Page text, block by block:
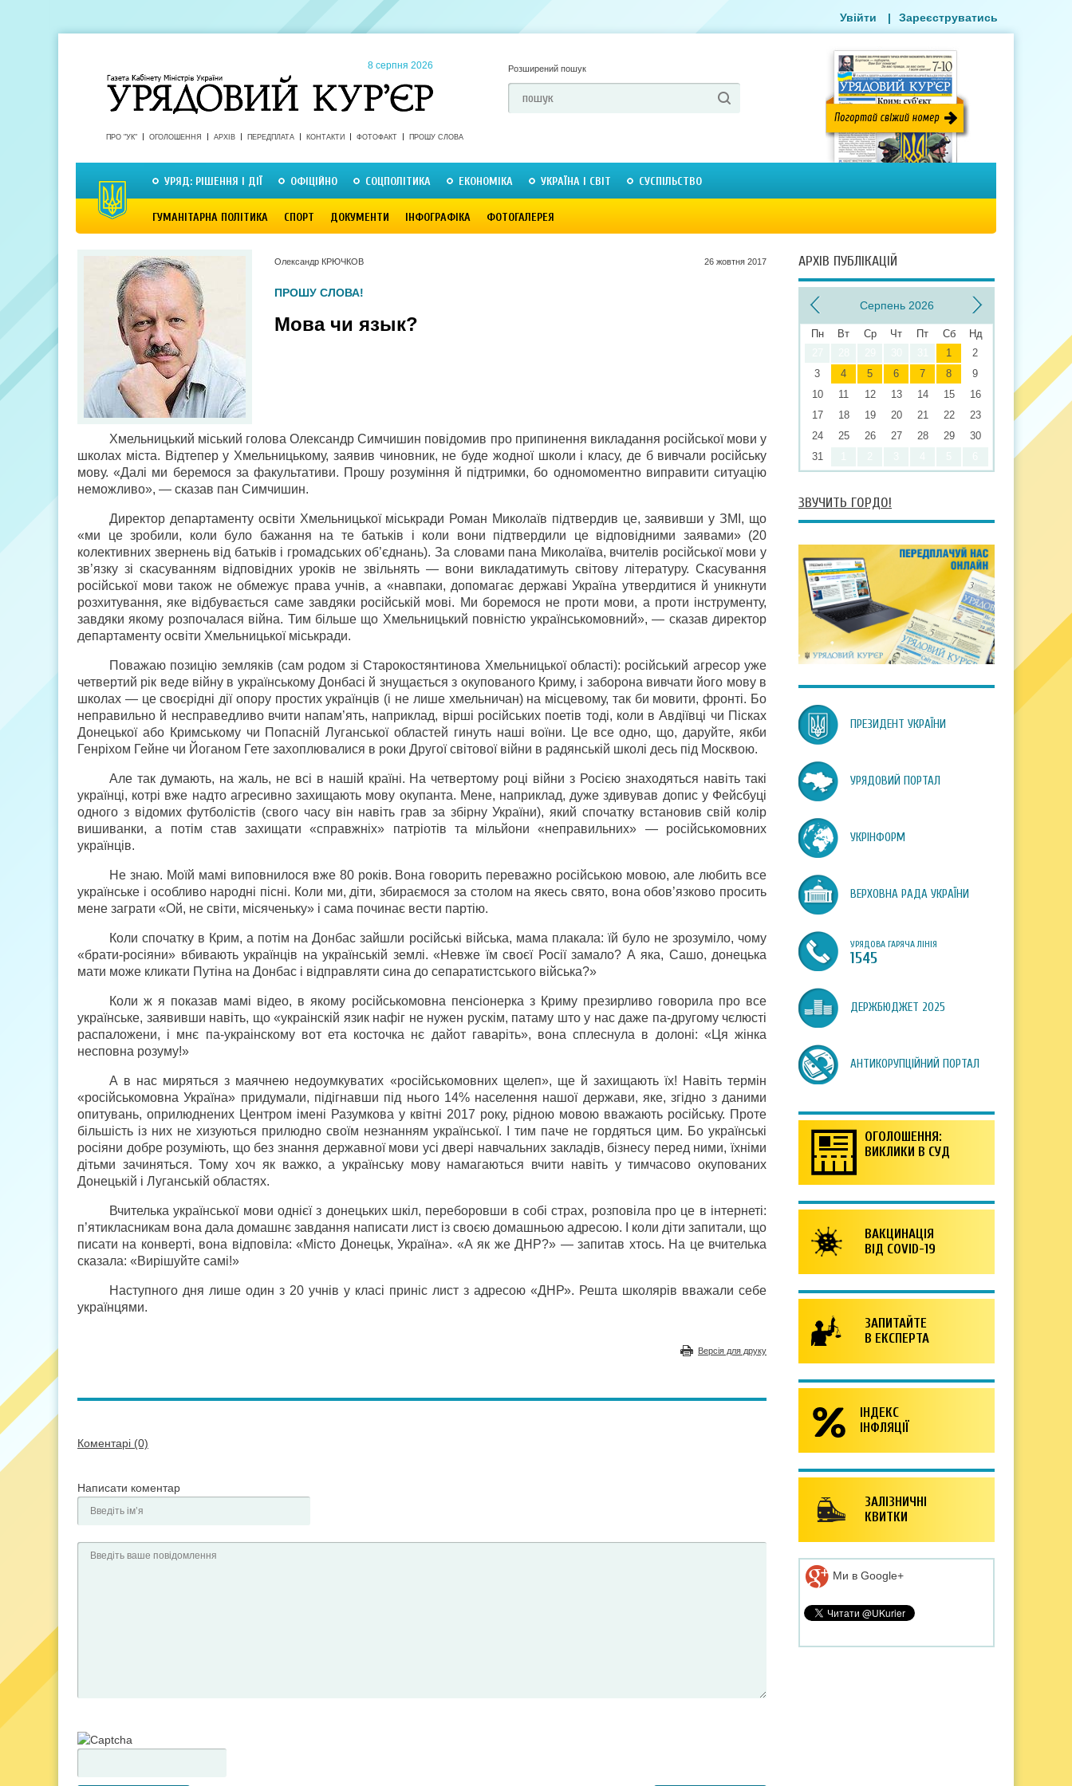
8 серпня 2026 Розширений пошук
ПРО "УК" ОГОЛОШЕННЯ АРХІВ ПЕРЕДПЛАТА КОНТАКТИ ФОТОФАКТ ПРОШУ СЛОВА
УРЯД: РІШЕННЯ І ДІЇ ОФІЦІЙНО СОЦПОЛІТИКА ЕКОНОМІКА УКРАЇНА І СВІТ СУСПІЛЬСТВО
ГУМАНІТАРНА ПОЛІТИКА СПОРТ ДОКУМЕНТИ ІНФОГРАФІКА ФОТОГАЛЕРЕЯ
Увійти | Зареєструватись
Олександр КРЮЧКОВ 26 жовтня 2017
ПРОШУ СЛОВА!
Мова чи язык?
Хмельницький міський голова Олександр Симчишин повідомив про припинення викладання російської мови у
школах міста. Відтепер у Хмельницькому, заявив чиновник, не буде жодної школи і класу, де б вивчали російську
мову. «Далі ми беремося за факультативи. Прошу розуміння й підтримки, бо одномоментно виправити ситуацію
неможливо», — сказав пан Симчишин.
Директор департаменту освіти Хмельницької міськради Роман Миколаїв підтвердив це, заявивши у ЗМІ, що
«ми це зробили, коли було бажання на те батьків і коли вони підтвердили це відповідними заявами» (20
колективних звернень від батьків і громадських об’єднань). За словами пана Миколаїва, вчителів російської мови у
зв’язку зі скасуванням відповідних уроків не звільнять — вони викладатимуть світову літературу. Скасування
російської мови також не обмежує права учнів, а «навпаки, допомагає державі Україна утвердитися й уникнути
розхитування, яке відбувається саме завдяки російській мові. Ми боремося не проти мови, а проти інструменту,
завдяки якому розпочалася війна. Тим більше що Хмельницький повністю українськомовний», — сказав директор
департаменту освіти Хмельницької міськради.
Поважаю позицію земляків (сам родом зі Старокостянтинова Хмельницької області): російський агресор уже
четвертий рік веде війну в українському Донбасі й знущається з окупованого Криму, і заборона вивчати його мову в
школах — це своєрідні дії опору простих українців (і не лише хмельничан) на місцевому, так би мовити, фронті. Бо
неправильно й несправедливо вчити напам’ять, наприклад, вірші російських поетів тоді, коли в Авдіївці чи Пісках
Донецької або Кримському чи Попасній Луганської областей гинуть наші воїни. Це все одно, що, даруйте, якби
Генріхом Гейне чи Йоганом Гете захоплювалися в роки Другої світової війни в радянській школі десь під Москвою.
Але так думають, на жаль, не всі в нашій країні. На четвертому році війни з Росією знаходяться навіть такі
українці, котрі вже надто агресивно захищають мову окупанта. Мене, наприклад, дуже здивував допис у Фейсбуці
одного з відомих футболістів (свого часу він навіть грав за збірну України), який спочатку встановив свій колір
вишиванки, а потім став захищати «справжніх» патріотів та мільйони «неправильних» — російськомовних
українців.
Не знаю. Моїй мамі виповнилося вже 80 років. Вона говорить переважно російською мовою, але любить все
українське і особливо народні пісні. Коли ми, діти, збираємося за столом на якесь свято, вона обов’язково просить
мене заграти «Ой, не світи, місяченьку» і сама починає вести партію.
Коли спочатку в Крим, а потім на Донбас зайшли російські війська, мама плакала: їй було не зрозуміло, чому
«брати-росіяни» вбивають українців на українській землі. «Невже їм своєї Росії замало? А яка, Сашо, донецька
мати може кликати Путіна на Донбас і відправляти сина до сепаратистського війська?»
Коли ж я показав мамі відео, в якому російськомовна пенсіонерка з Криму презирливо говорила про все
українське, заявивши навіть, що «украінскій язик нафіг не нужен рускім, патаму што у нас даже па-другому чєлюсті
распаложени, і мнє па-украінскому вот ета косточка нє дайот гаваріть», вона сплеснула в долоні: «Ця жінка
несповна розуму!»
А в нас миряться з маячнею недоумкуватих «російськомовних щелеп», ще й захищають їх! Навіть термін
«російськомовна Україна» придумали, підігнавши під нього 14% населення нашої держави, яке, згідно з даними
опитувань, оприлюднених Центром імені Разумкова у квітні 2017 року, рідною мовою вважають російську. Проте
більшість із них не хизуються прилюдно своїм незнанням української. І тим паче не гордяться цим. Бо українські
росіяни добре розуміють, що без знання державної мови усі двері навчальних закладів, бізнесу перед ними, їхніми
дітьми зачиняться. Тому хоч як важко, а українську мову намагаються вчити навіть у тимчасово окупованих
Донецькій і Луганській областях.
Вчителька української мови однієї з донецьких шкіл, переборовши в собі страх, розповіла про це в інтернеті:
п’ятикласникам вона дала домашнє завдання написати лист із своєю домашньою адресою. І коли діти запитали, що
писати на конверті, вона відповіла: «Місто Донецьк, Україна». «А як же ДНР?» — запитав хтось. На це вчителька
сказала: «Вирішуйте самі!»
Наступного дня лише один з 20 учнів у класі приніс лист з адресою «ДНР». Решта школярів вважали себе
українцями.
Версія для друку
Коментарі (0)
Написати коментар
АРХІВ ПУБЛІКАЦІЙ
Серпень 2026
Пн Вт Ср Чт Пт Сб
Нд
1
2
3
4 5 6 7 8
9
10
11 12 13 14 15
16
17
18 19 20 21 22
23
24
25 26 27 28 29
30
31
ЗВУЧИТЬ ГОРДО!
ПРЕЗИДЕНТ УКРАЇНИ
УРЯДОВИЙ ПОРТАЛ
УКРІНФОРМ
ВЕРХОВНА РАДА УКРАЇНИ
УРЯДОВА ГАРЯЧА ЛІНІЯ
1545
ДЕРЖБЮДЖЕТ 2025
АНТИКОРУПЦІЙНИЙ ПОРТАЛ
ОГОЛОШЕННЯ:
ВИКЛИКИ В СУД
ВАКЦИНАЦІЯ
ВІД COVID-19
ЗАПИТАЙТЕ
В ЕКСПЕРТА
ІНДЕКС
ІНФЛЯЦІЇ
ЗАЛІЗНИЧНІ
КВИТКИ
Ми в Google+